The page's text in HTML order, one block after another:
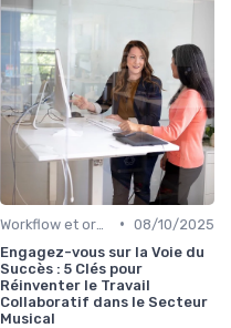
• 08/10/2025
Engagez-vous sur la Voie du
Succès : 5 Clés pour
Réinventer le Travail
Collaboratif dans le Secteur
Musical